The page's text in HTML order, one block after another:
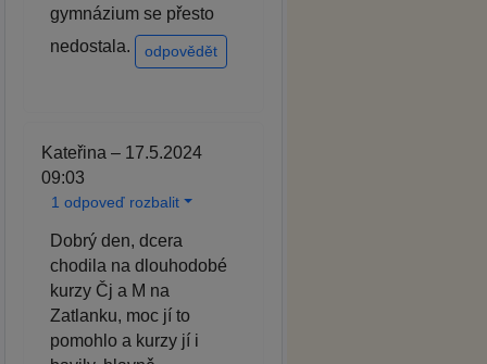
gymnázium se přesto
nedostala.
odpovědět
Kateřina – 17.5.2024
09:03
1 odpoveď rozbalit
Dobrý den, dcera
chodila na dlouhodobé
kurzy Čj a M na
Zatlanku, moc jí to
pomohlo a kurzy jí i